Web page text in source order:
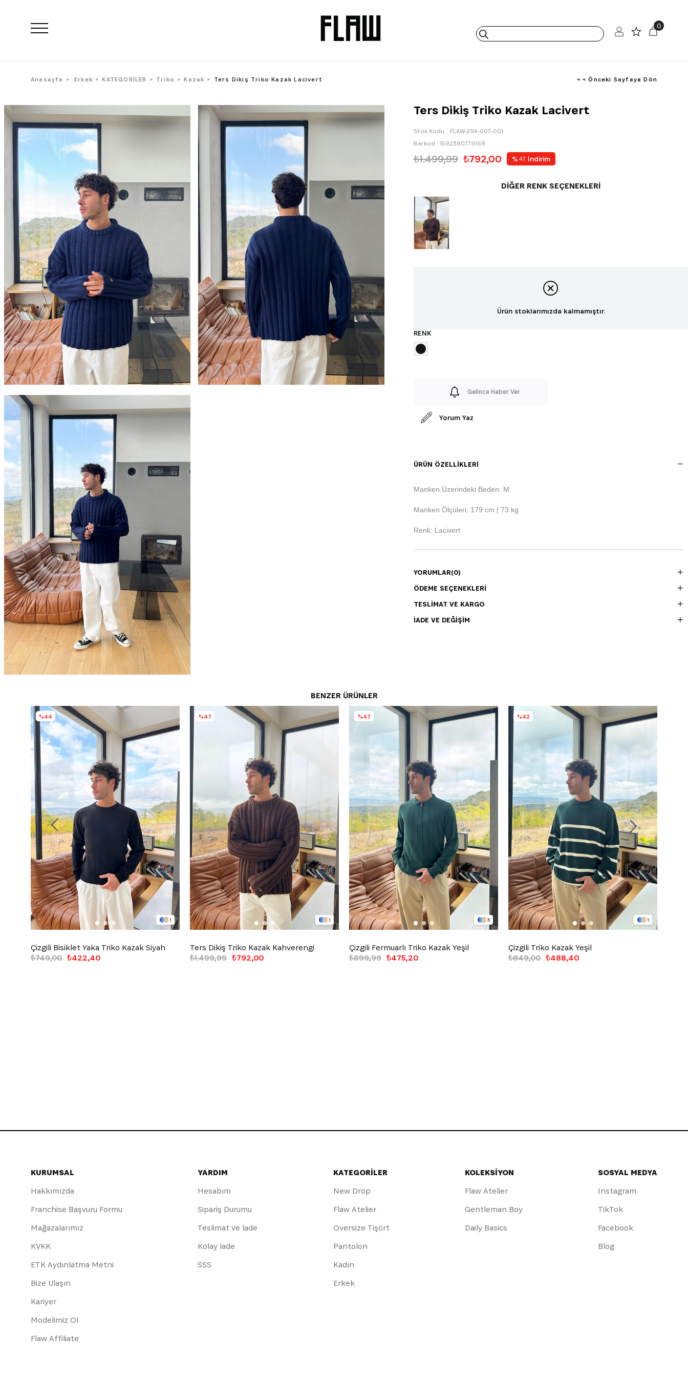
0
Anasayfa Erkek KATEGORİLER Triko Kazak Ters Dikiş Triko Kazak Lacivert < < Önceki Sayfaya Dön
Ters Dikiş Triko Kazak Lacivert
Stok Kodu
FLAW-294-007-001
Barkod : 1592380779168
₺1.499,99 ₺792,00 % 47 İndirim
DIĞER RENK SEÇENEKLERI
Ürün stoklarımızda kalmamıştır.
RENK
Gelince Haber Ver
Yorum Yaz
ÜRÜN ÖZELLIKLERI
Manken Üzerindeki Beden: M
Manken Ölçüleri: 179 cm | 73 kg
Renk: Lacivert
YORUMLAR(0)
ÖDEME SEÇENEKLERI
TESLIMAT VE KARGO
İADE VE DEĞIŞIM
BENZER ÜRÜNLER
1
Çizgili Bisiklet Yaka Triko Kazak Siyah
₺422,40
₺749,00
%44
1
Ters Dikiş Triko Kazak Kahverengi
₺792,00
₺1.499,99
%47
3
Çizgili Fermuarlı Triko Kazak Yeşil
₺475,20
₺899,99
%47
1
Çizgili Triko Kazak Yeşil
₺488,40
₺849,00
%42
KURUMSAL
Hakkımızda
Franchise Başvuru Formu
Mağazalarımız
KVKK
ETK Aydınlatma Metni
Bize Ulaşın
Kariyer
Modelimiz Ol
Flaw Affiliate
YARDIM
Hesabım
Sipariş Durumu
Teslimat ve İade
Kolay İade
SSS
KATEGORİLER
New Drop
Flaw Atelier
Oversize Tişört
Pantolon
Kadın
Erkek
KOLEKSİYON
Flaw Atelier
Gentleman Boy
Daily Basics
SOSYAL MEDYA
Instagram
TikTok
Facebook
Blog